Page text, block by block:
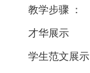
教学步骤 ：
才华展示
学生范文展示